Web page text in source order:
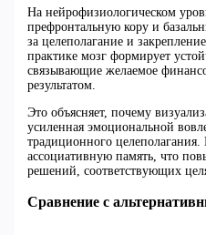
На нейрофизиологическом
префронтальную кору и
за целеполагание и
практике мозг формирует
связывающие желаемое
результатом.
Это объясняет, почему
усиленная эмоциональной
традиционного
ассоциативную память, что
решений, соответствующих
Сравнение с